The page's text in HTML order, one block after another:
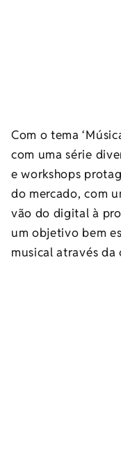
Com o tema
com uma série
e workshops
do mercado, com
vão do digital à
um objetivo bem
musical através da